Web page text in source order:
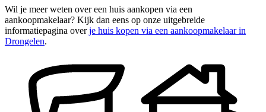
Wil je meer weten over een huis aankopen via een
aankoopmakelaar? Kijk dan eens op onze uitgebreide
informatiepagina overje huis kopen via een aankoopmakelaar in
Drongelen.